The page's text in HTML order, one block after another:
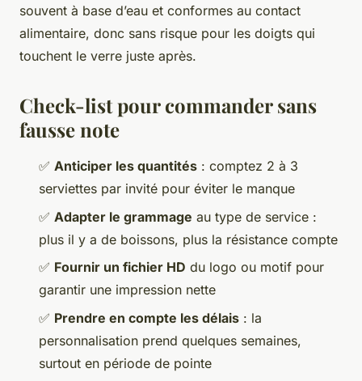
souvent à base d’eau et conformes au contact
alimentaire, donc sans risque pour les doigts qui
touchent le verre juste après.
Check-list pour commander sans
fausse note
✅ Anticiper les quantités : comptez 2 à 3
serviettes par invité pour éviter le manque
✅ Adapter le grammage au type de service :
plus il y a de boissons, plus la résistance compte
✅ Fournir un fichier HD du logo ou motif pour
garantir une impression nette
✅ Prendre en compte les délais : la
personnalisation prend quelques semaines,
surtout en période de pointe